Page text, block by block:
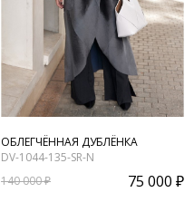
ОБЛЕГЧЁННАЯ ДУБЛЁНКА
DV-1044-135-SR-N
140 000 ₽
75 000 ₽